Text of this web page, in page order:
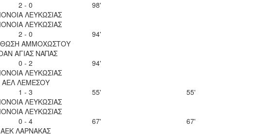
2 - 0
ΛΕΥΚΩΣΙΑΣ
98'
ΛΕΥΚΩΣΙΑΣ
2 - 0
ΑΜΜΟΧΩΣΤΟΥ
94'
ΑΓΙΑΣ ΝΑΠΑΣ
0 - 2
ΛΕΥΚΩΣΙΑΣ
94'
ΑΕΛ ΛΕΜΕΣΟΥ
1 - 3
ΛΕΥΚΩΣΙΑΣ
55'
55'
ΛΕΥΚΩΣΙΑΣ
0 - 4
ΑΕΚ ΛΑΡΝΑΚΑΣ
67'
67'